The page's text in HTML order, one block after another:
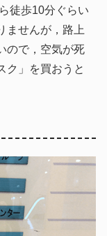
徒歩10分ぐらい
ませんが，路上
ので，空気が死
ク」を買おうと